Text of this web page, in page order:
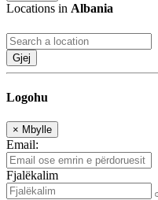
Locations in Albania
Gjej
Logohu
× Mbylle
Email:
Fjalëkalim